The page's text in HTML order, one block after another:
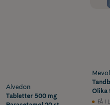
Alvedon
Tabletter 500 mg
Olika
FÅ I